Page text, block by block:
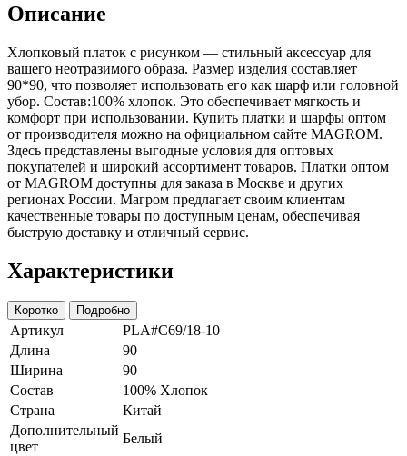
Описание
Хлопковый платок с рисунком — стильный аксессуар для
вашего неотразимого образа. Размер изделия составляет
90*90, что позволяет использовать его как шарф или головной
убор. Состав:100% хлопок. Это обеспечивает мягкость и
комфорт при использовании. Купить платки и шарфы оптом
от производителя можно на официальном сайте MAGROM.
Здесь представлены выгодные условия для оптовых
покупателей и широкий ассортимент товаров. Платки оптом
от MAGROM доступны для заказа в Москве и других
регионах России. Магром предлагает своим клиентам
качественные товары по доступным ценам, обеспечивая
быструю доставку и отличный сервис.
Характеристики
Коротко Подробно
Артикул
PLA#C69/18-10
Длина
90
Ширина
90
Состав
100% Хлопок
Страна
Китай
Дополнительный
цвет
Белый